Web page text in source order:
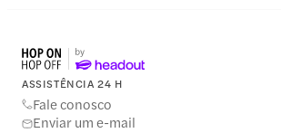
ASSISTÊNCIA 24 H
Fale conosco
Enviar um e-mail